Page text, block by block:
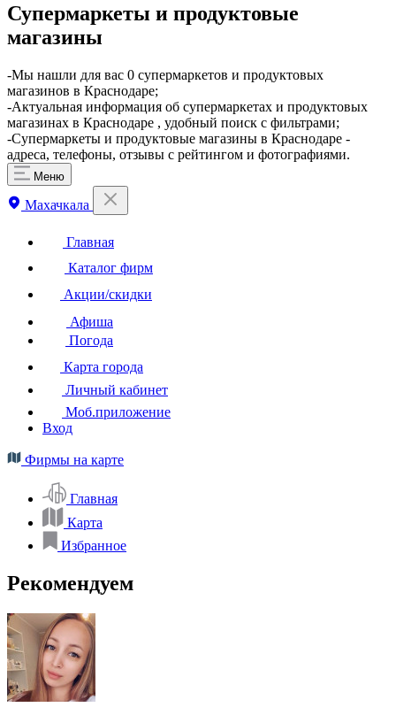
Супермаркеты и продуктовые
магазины
​-Мы нашли для вас 0 супермаркетов и продуктовых
магазинов в Краснодаре;
-Актуальная информация об супермаркетах и продуктовых
магазинах в Краснодаре , удобный поиск с фильтрами;
-Супермаркеты и продуктовые магазины в Краснодаре -
адреса, телефоны, отзывы с рейтингом и фотографиями.
Меню
Махачкала
Главная
Каталог фирм
Акции/скидки
Афиша
Погода
Карта города
Личный кабинет
Моб.приложение
Вход
Фирмы на карте
Главная
Карта
Избранное
Рекомендуем